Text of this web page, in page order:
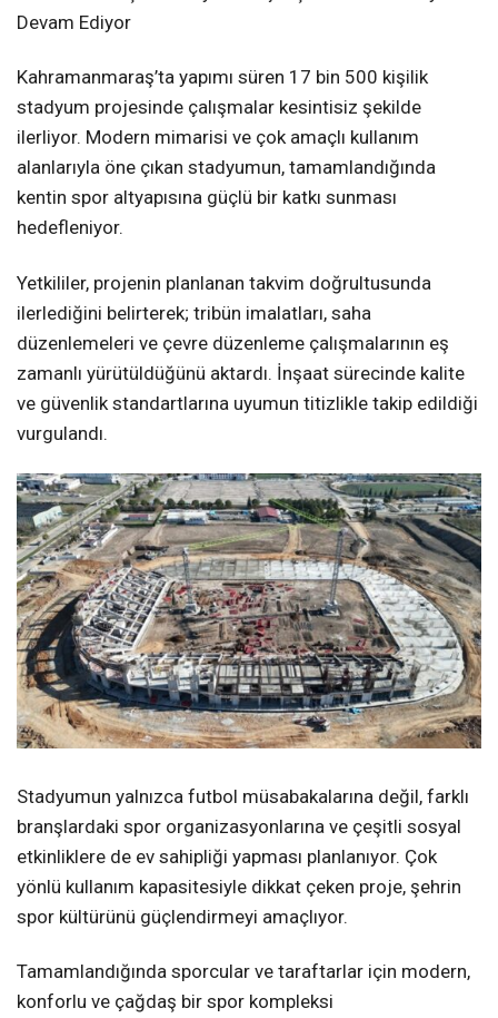
Devam Ediyor
Kahramanmaraş’ta yapımı süren 17 bin 500 kişilik
stadyum projesinde çalışmalar kesintisiz şekilde
ilerliyor. Modern mimarisi ve çok amaçlı kullanım
alanlarıyla öne çıkan stadyumun, tamamlandığında
kentin spor altyapısına güçlü bir katkı sunması
hedefleniyor.
Yetkililer, projenin planlanan takvim doğrultusunda
ilerlediğini belirterek; tribün imalatları, saha
düzenlemeleri ve çevre düzenleme çalışmalarının eş
zamanlı yürütüldüğünü aktardı. İnşaat sürecinde kalite
ve güvenlik standartlarına uyumun titizlikle takip edildiği
vurgulandı.
Stadyumun yalnızca futbol müsabakalarına değil, farklı
branşlardaki spor organizasyonlarına ve çeşitli sosyal
etkinliklere de ev sahipliği yapması planlanıyor. Çok
yönlü kullanım kapasitesiyle dikkat çeken proje, şehrin
spor kültürünü güçlendirmeyi amaçlıyor.
Tamamlandığında sporcular ve taraftarlar için modern,
konforlu ve çağdaş bir spor kompleksi